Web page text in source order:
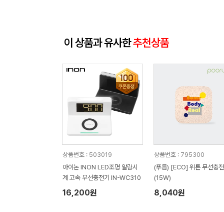
이 상품과 유사한추천상품
상품번호 : 503019
아이논 INON LED조명 알람시
계 고속 무선충전기 IN-WC310
16,200원
상품번호 : 795300
(푸름) [ECO] 위튼 무선충
(15W)
8,040원